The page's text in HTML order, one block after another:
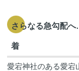
さらなる急勾配
着
愛宕神社のある愛宕